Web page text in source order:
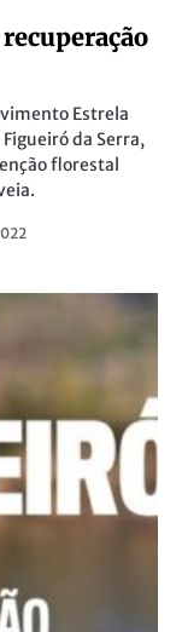
Estrela
da Serra,
florestal